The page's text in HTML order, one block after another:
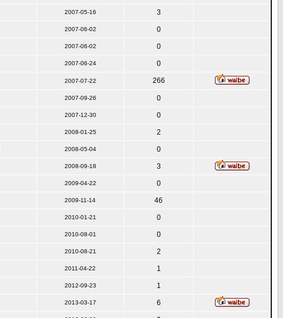
2007-05-16 3
2007-06-02 0
2007-06-02 0
2007-06-24 0
2007-07-22 266
2007-09-26 0
2007-12-30 0
2008-01-25 2
2008-05-04 0
2008-09-18 3
2009-04-22 0
2009-11-14 46
2010-01-21 0
2010-08-01 0
2010-08-21 2
2011-04-22 1
2012-09-23 1
2013-03-17 6